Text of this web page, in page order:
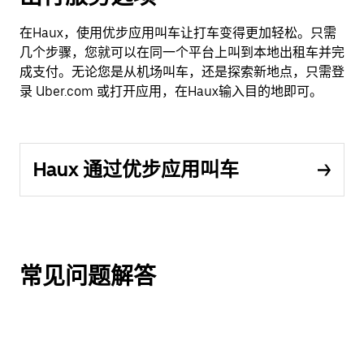
在Haux，使用优步应用叫车让打车变得更加轻松。只需
几个步骤，您就可以在同一个平台上叫到本地出租车并完
成支付。无论您是从机场叫车，还是探索新地点，只需登
录 Uber.com 或打开应用，在Haux输入目的地即可。
Haux 通过优步应用叫车
常见问题解答